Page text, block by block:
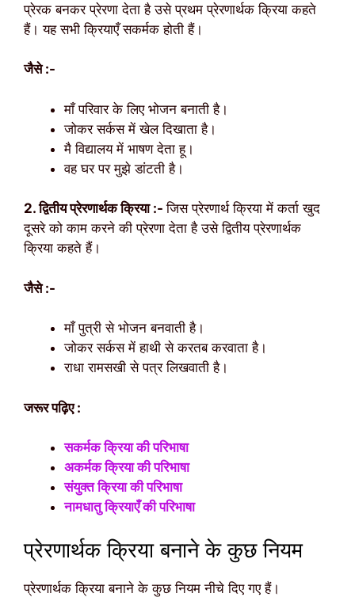
प्रेरक बनकर प्रेरणा देता है उसे प्रथम प्रेरणार्थक क्रिया कहते
हैं। यह सभी क्रियाएँ सकर्मक होती हैं।
जैसे :-
माँ परिवार के लिए भोजन बनाती है।
जोकर सर्कस में खेल दिखाता है।
मै विद्यालय में भाषण देता हू।
वह घर पर मुझे डांटती है।
2. द्वितीय प्रेरणार्थक क्रिया :-जिस प्रेरणार्थ क्रिया में कर्ता खुद
दूसरे को काम करने की प्रेरणा देता है उसे द्वितीय प्रेरणार्थक
क्रिया कहते हैं।
जैसे :-
माँ पुत्री से भोजन बनवाती है।
जोकर सर्कस में हाथी से करतब करवाता है।
राधा रामसखी से पत्र लिखवाती है।
जरूर पढ़िए :
सकर्मक क्रिया की परिभाषा
अकर्मक क्रिया की परिभाषा
संयुक्त क्रिया की परिभाषा
नामधातु क्रियाएँ की परिभाषा
प्रेरणार्थक क्रिया बनाने के कुछ नियम
प्रेरणार्थक क्रिया बनाने के कुछ नियम नीचे दिए गए हैं।